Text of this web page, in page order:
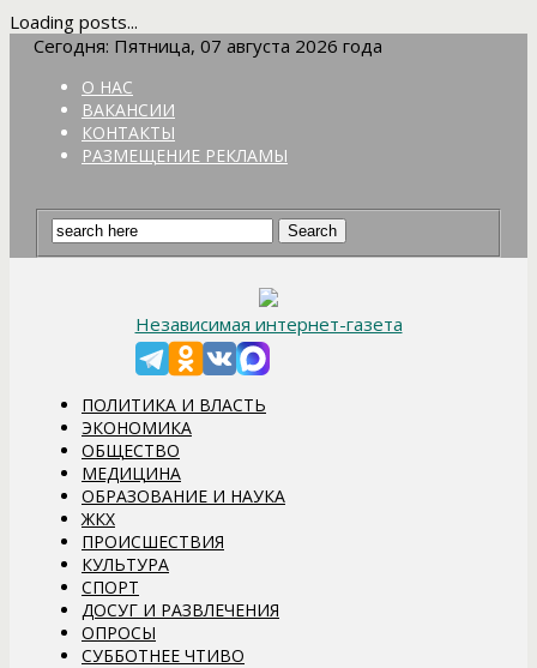
Loading posts...
Сегодня: Пятница, 07 августа 2026 года
О НАС
ВАКАНСИИ
КОНТАКТЫ
РАЗМЕЩЕНИЕ РЕКЛАМЫ
Независимая интернет-газета
ПОЛИТИКА И ВЛАСТЬ
ЭКОНОМИКА
ОБЩЕСТВО
МЕДИЦИНА
ОБРАЗОВАНИЕ И НАУКА
ЖКХ
ПРОИСШЕСТВИЯ
КУЛЬТУРА
СПОРТ
ДОСУГ И РАЗВЛЕЧЕНИЯ
ОПРОСЫ
СУББОТНЕЕ ЧТИВО